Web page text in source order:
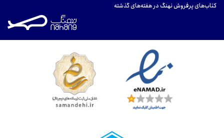
کتاب‌های پرفروش نهنگ در هفته‌های گذشته